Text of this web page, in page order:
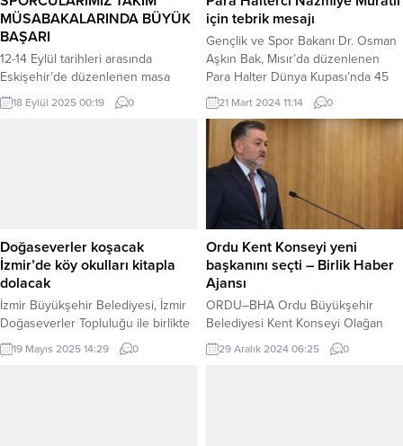
MÜSABAKALARINDA BÜYÜK
BAŞARI
12-14 Eylül tarihleri arasında
Eskişehir’de düzenlenen masa
tenisi Küçükler Kuzey Batı Bölge
Yarışmaları, 17 ilden toplam 200
çekici başarılar elde etti. Yapılan
müsabakalarda, erkeklerde Berk
Turan gümüş madalya kazanarak
Marmara Bölgesi 2.’si...
18 Eylül 2025 00:19 0
için tebrik mesajı
Gençlik ve Spor Bakanı Dr. Osman
Aşkın Bak, Mısır’da düzenlenen
Para Halter Dünya Kupası’nda 45
kiloda altın madalya kazanarak Paris
2024 Paralimpik Oyunları’na katılma
hakkı kazanan Nazmiye Muratlı için
tebrik mesajı yayımladı. MISIR (İGFA)
– Gençlik ve Spor Bakanı Dr.
Osman Aşkın Bak, Mısır’da
düzenlenen Para Halter Dünya
Kupası’nda 45 kiloda...
21 Mart 2024 11:14 0
Doğaseverler koşacak
İzmir’de köy okulları kitapla
dolacak
İzmir Büyükşehir Belediyesi, İzmir
Doğaseverler Topluluğu ile birlikte
25 Mayıs günü Kültürpark’ta koşu
etkinliği düzenleyecek. Koşuya
19 Mayıs 2025 14:29 0
Ordu Kent Konseyi yeni
başkanını seçti – Birlik Haber
Ajansı
ORDU–BHA Ordu Büyükşehir
Belediyesi Kent Konseyi Olağan
Genel Kurulu toplantısı
gerçekleştirildi. Kent Konseyinin
29 Aralık 2024 06:25 0